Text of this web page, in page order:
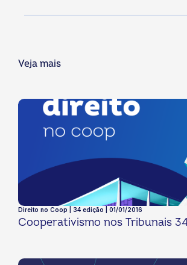
Veja mais
Direito no Coop | 34 edição | 01/01/2016
Cooperativismo nos Tribunais